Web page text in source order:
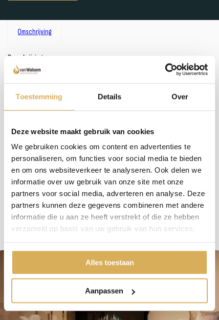
Toestemming Details Over
Deze website maakt gebruik van cookies
We gebruiken cookies om content en advertenties te
personaliseren, om functies voor social media te bieden
en om ons websiteverkeer te analyseren. Ook delen we
informatie over uw gebruik van onze site met onze
partners voor social media, adverteren en analyse. Deze
partners kunnen deze gegevens combineren met andere
informatie die u aan ze heeft verstrekt of die ze hebben
verzameld op basis van uw gebruik van hun services.
Alles toestaan
Aanpassen
Omschrijving
Omschrijving:
Zoals je misschien hebt gemerkt, hebben we een uitgebreid assortiment. In plaats van
te vinden. Wil je meer weten over dit product of welke haard het beste in jouw situatie
glimlach (en een kop koffie, als je wilt)!
Meer weten over onze haarden?
Neem contact op
Specificaties: